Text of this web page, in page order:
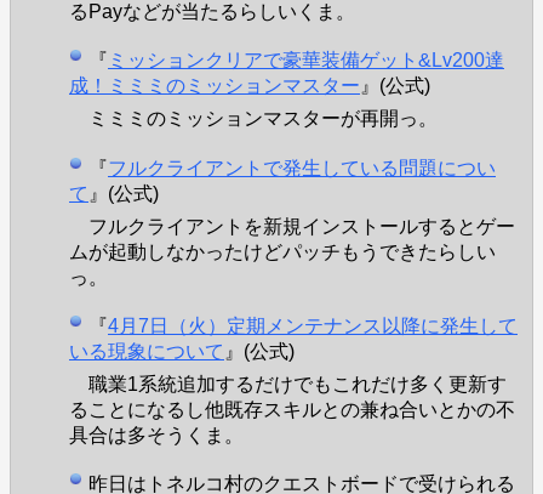
るPayなどが当たるらしいくま。
『 ミッションクリアで豪華装備ゲット&Lv200達
成！ミミミのミッションマスター 』(公式)
ミミミのミッションマスターが再開っ。
『フルクライアントで発生している問題につい
て 』(公式)
フルクライアントを新規インストールするとゲー
ムが起動しなかったけどパッチもうできたらしい
っ。
『4月7日（火）定期メンテナンス以降に発生して
いる現象について 』(公式)
職業1系統追加するだけでもこれだけ多く更新す
ることになるし他既存スキルとの兼ね合いとかの不
具合は多そうくま。
昨日はトネルコ村のクエストボードで受けられる